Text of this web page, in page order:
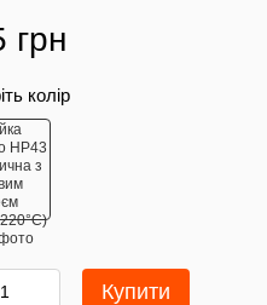
грн
колір
Купити